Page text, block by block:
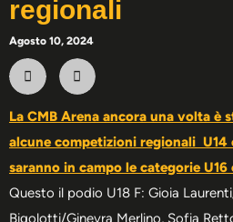
regionali
Agosto 10, 2024
La CMB Arena ancora una volta è
alcune competizioni regionali U14
saranno in campo le categorie U16
Questo il podio U18 F: Gioia
Bigolotti/Ginevra Merlino, Sofia